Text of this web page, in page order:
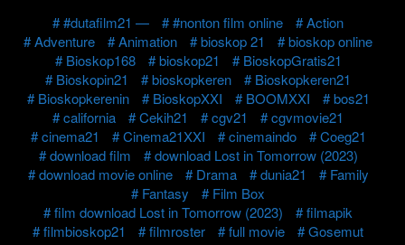
#dutafilm21 —
#nonton film online
Action
Adventure
Animation bioskop 21
bioskop online
Bioskop168
bioskop21
BioskopGratis21
Bioskopin21
bioskopkeren
Bioskopkeren21
Bioskopkerenin
BioskopXXI BOOMXXI
bos21
california
Cekih21 cgv21
cgvmovie21
cinema21
Cinema21XXI cinemaindo
Coeg21
download film
download Lost in Tomorrow (2023)
download movie online
Drama dunia21
Family
Fantasy
Film Box
film download Lost in Tomorrow (2023)
filmapik
filmbioskop21
filmroster full movie
Gosemut